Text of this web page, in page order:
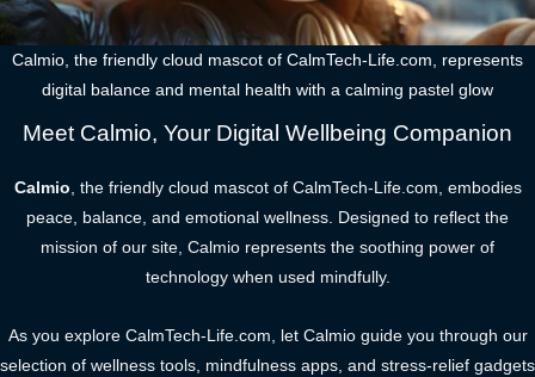
Calmio, the friendly cloud mascot of CalmTech-Life.com, represents
digital balance and mental health with a calming pastel glow
Meet Calmio, Your Digital Wellbeing Companion
Calmio, the friendly cloud mascot of CalmTech-Life.com, embodies
peace, balance, and emotional wellness. Designed to reflect the
mission of our site, Calmio represents the soothing power of
technology when used mindfully.
As you explore CalmTech-Life.com, let Calmio guide you through our
selection of wellness tools, mindfulness apps, and stress-relief gadgets